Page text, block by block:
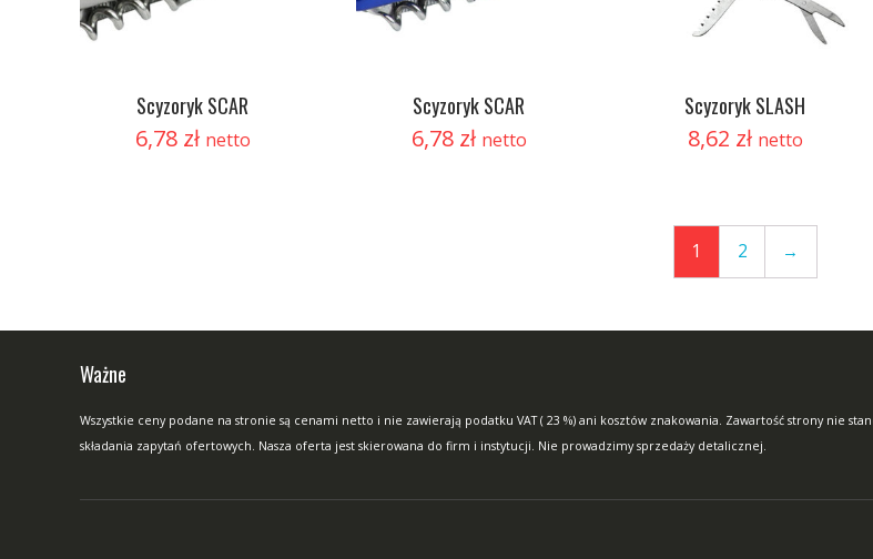
Scyzoryk SCAR
6,78 zł netto
Scyzoryk SCAR
6,78 zł netto
Scyzoryk SLASH
8,62 zł netto
1 2 →
Ważne
Wszystkie ceny podane na stronie są cenami netto i nie zawierają podatku VAT ( 23 %) ani kosztów znakowania. Zawartość strony nie
składania zapytań ofertowych. Nasza oferta jest skierowana do firm i instytucji. Nie prowadzimy sprzedaży detalicznej.